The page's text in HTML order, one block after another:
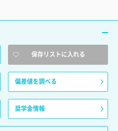
保存リストに入れる
偏差値を調べる
奨学金情報